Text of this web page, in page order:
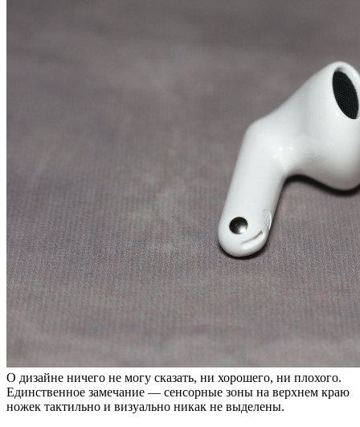
О дизайне ничего не могу сказать, ни хорошего, ни плохого.
Единственное замечание — сенсорные зоны на верхнем краю
ножек тактильно и визуально никак не выделены.